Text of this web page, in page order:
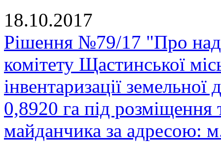
18.10.2017
Рішення №79/17 "Про
комітету Щастинської
інвентаризації
0,8920 га під розміщення
майданчика за адресою: